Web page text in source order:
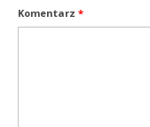
Komentarz *